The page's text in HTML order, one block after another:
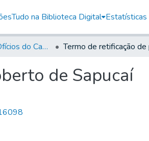
Tudo na Biblioteca Digital Estatísticas
Volume 73 - Ofícios do Capitão General D. Luis Antonio de Souza Botelho Mourão (Morgado de Matheus): 1765-1766
de Sapucaí